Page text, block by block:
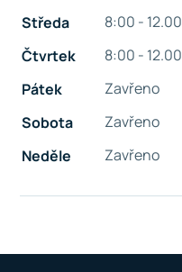
Středa
8:00 - 12.00
Čtvrtek
8:00 - 12.00
Pátek
Zavřeno
Sobota
Zavřeno
Neděle
Zavřeno